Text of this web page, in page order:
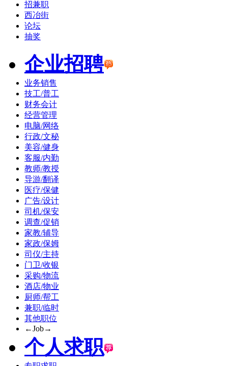
招兼职
西冶街
论坛
抽奖
企业招聘
业务销售
技工/普工
财务会计
经营管理
电脑/网络
行政/文秘
美容/健身
客服/内勤
教师/教授
导游/翻译
医疗/保健
广告/设计
司机/保安
调查/促销
家教/辅导
家政/保姆
司仪/主持
门卫/收银
采购/物流
酒店/物业
厨师/帮工
兼职/临时
其他职位
←Job→
个人求职